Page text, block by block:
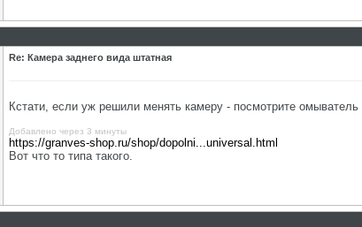
Re: Камера заднего вида штатная
Кстати, если уж решили менять камеру - посмотрите
Добавлено через 3 минуты
https://granves-shop.ru/shop/dopolni...universal.html
Вот что то типа такого.